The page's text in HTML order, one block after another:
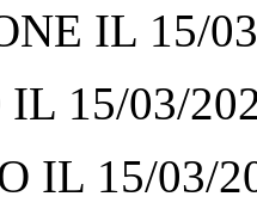
IL 15/
IL 15/03/
IL 15/03/